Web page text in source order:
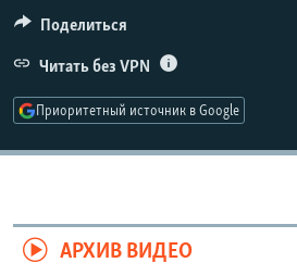
Поделиться
Читать без VPN
Приоритетный источник в Google
АРХИВ ВИДЕО